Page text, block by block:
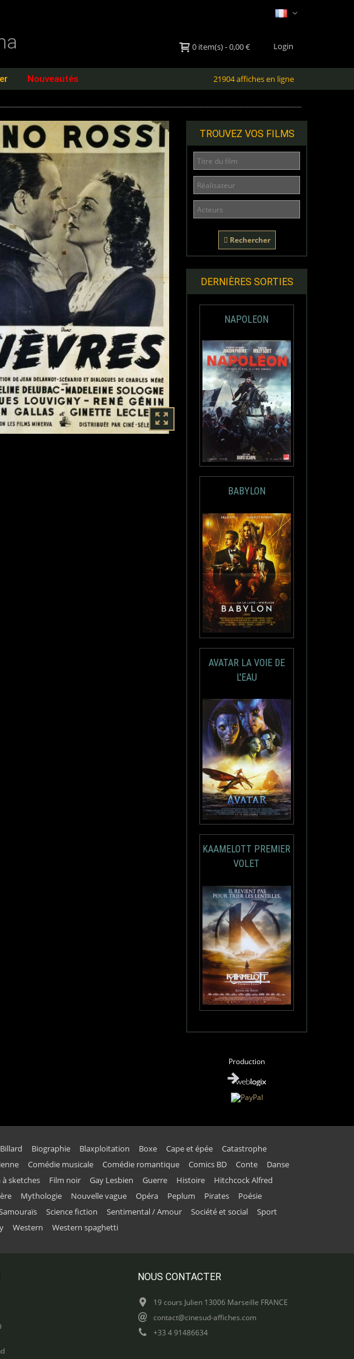
Login
0 item(s)-0,00 €
21904 affiches en ligne
Nouveautés
TROUVEZ VOS FILMS
Rechercher
DERNIÈRES SORTIES
NAPOLEON
BABYLON
AVATAR LA VOIE DE
L'EAU
KAAMELOTT PREMIER
VOLET
Production
Billard Biographie Blaxploitation Boxe Cape et épée
Catastrophe
Comédie musicale Comédie romantique Comics BD Conte
Danse
à sketches Film noir Gay Lesbien Guerre Histoire
Hitchcock Alfred
Mythologie Nouvelle vague Opéra Peplum Pirates
Poésie
Science fiction Sentimental / Amour Société et social
Sport
Western Western spaghetti
NOUS CONTACTER
19 cours Julien 13006 Marseille FRANCE
contact@cinesud-affiches.com
+33 4 91486634